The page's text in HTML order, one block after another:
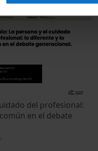
del profesional:
en el debate